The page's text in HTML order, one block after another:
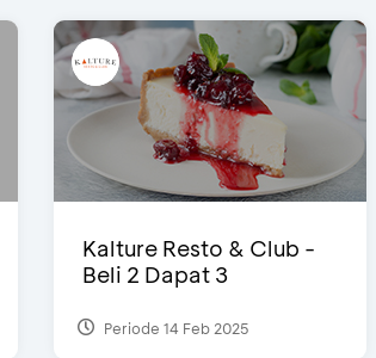
Kalture Resto & Club -
Beli 2 Dapat 3
Periode 14 Feb 2025